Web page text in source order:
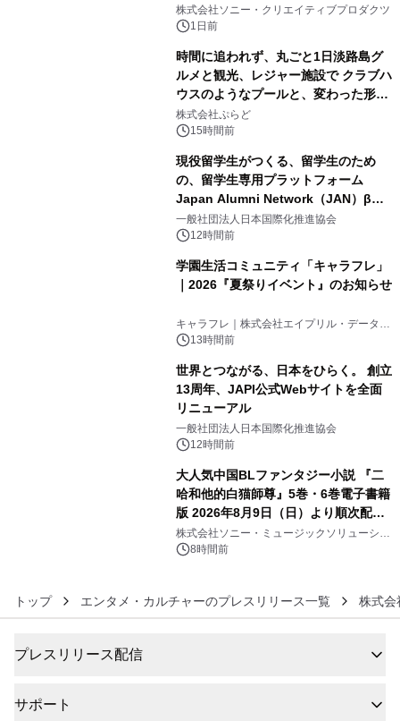
ラボレーション サウナイキタイコラ
ボグッズも発売決定！
株式会社ソニー・クリエイティブプロダクツ
1日前
時間に追われず、丸ごと1日淡路島グ
ルメと観光、レジャー施設で クラブハ
ウスのようなプールと、変わった形の
サウナも 「THE BOXY AWAJI」のお
得な素泊まり連泊プランで
株式会社ぷらど
15時間前
現役留学生がつくる、留学生のため
の、留学生専用プラットフォーム
Japan Alumni Network（JAN）β版
をリリース
一般社団法人日本国際化推進協会
12時間前
学園生活コミュニティ「キャラフレ」
｜2026『夏祭りイベント』のお知らせ
キャラフレ｜株式会社エイプリル・データ・
デザインズ
13時間前
世界とつながる、日本をひらく。 創立
13周年、JAPI公式Webサイトを全面
リニューアル
一般社団法人日本国際化推進協会
12時間前
大人気中国BLファンタジー小説 『二
哈和他的白猫師尊』5巻・6巻電子書籍
版 2026年8月9日（日）より順次配信
開始
株式会社ソニー・ミュージックソリューショ
ンズ8時間前
トップ エンタメ・カルチャーのプレスリリース一覧 株式会
プレスリリース配信
サポート